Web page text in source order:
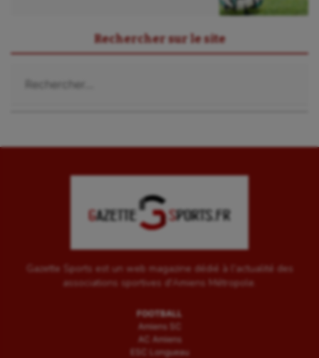
Wakeboard
Water-polo
Rechercher sur le site
Gazette Sports est un web magazine dédié à l'actualité des
associations sportives d'Amiens Métropole.
FOOTBALL
Amiens SC
AC Amiens
ESC Longueau